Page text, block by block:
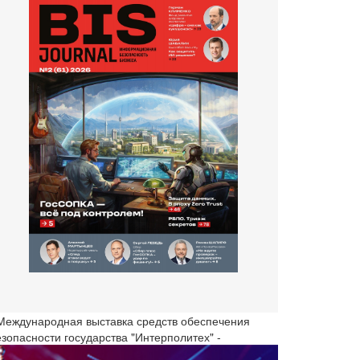
выставка средств обеспечения
государства "Интерполитех" -